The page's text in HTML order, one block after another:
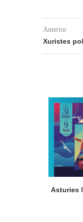
Anterior
Xuristes
Asturies